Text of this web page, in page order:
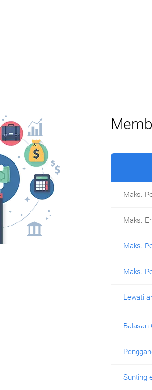
Maks.
Maks.
Maks.
Maks.
Lewati
Balasan
Sunting